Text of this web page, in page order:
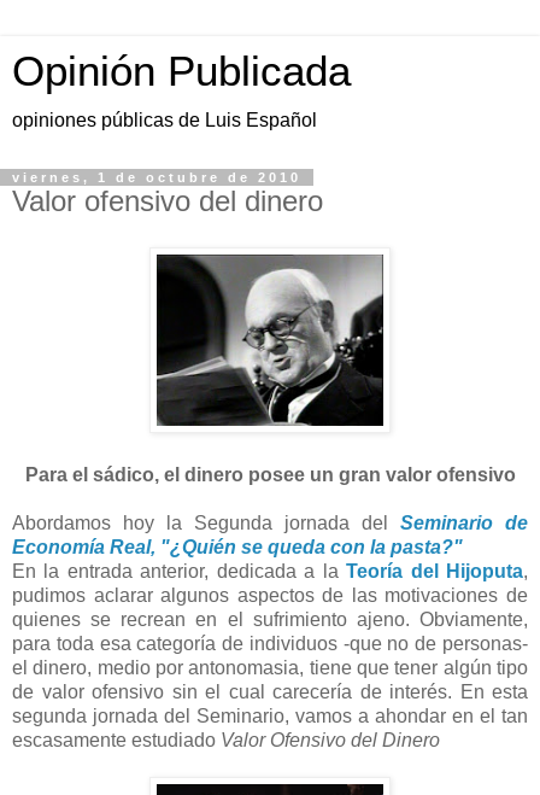
Opinión Publicada
opiniones públicas de Luis Español
viernes, 1 de octubre de 2010
Valor ofensivo del dinero
Para el sádico, el dinero posee un gran valor ofensivo
Abordamos hoy la Segunda jornada del
Seminario de
Economía Real, "¿Quién se queda con la pasta?"
En la entrada anterior, dedicada a laTeoría del Hijoputa,
pudimos aclarar algunos aspectos de las motivaciones de
quienes se recrean en el sufrimiento ajeno. Obviamente,
para toda esa categoría de individuos -que no de personas-
el dinero, medio por antonomasia, tiene que tener algún tipo
de valor ofensivo sin el cual carecería de interés. En esta
segunda jornada del Seminario, vamos a ahondar en el tan
escasamente estudiado Valor Ofensivo del Dinero